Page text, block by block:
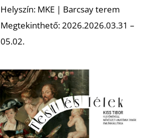
Helyszín: MKE | Barcsay terem
Megtekinthető: 2026.2026.03.31 –
05.02.